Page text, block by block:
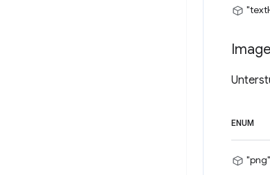
Image
ENUM
"png"